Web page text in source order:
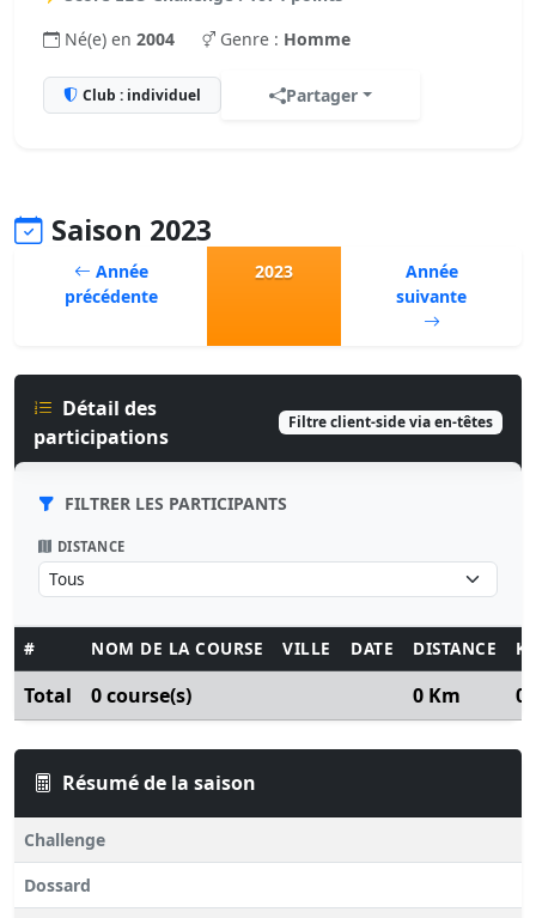
Né(e) en 2004 Genre : Homme
Club : individuel Partager
Saison 2023
Année
précédente
2023
Année
suivante
Détail des
participations
Filtre client-side via en-têtes
FILTRER LES PARTICIPANTS
DISTANCE
# NOM DE LA COURSE VILLE DATE DISTANCE
Total 0 course(s) 0 Km 0
Résumé de la saison
Challenge
Dossard